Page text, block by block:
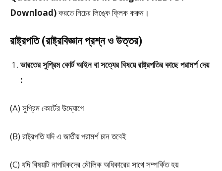
Download)করতে নিচের লিঙ্কে ক্লিক করুন।
রাষ্ট্রপতি (রাষ্ট্রবিজ্ঞান প্রশ্ন ও উত্তর)
ভারতের সুপ্রিম কোর্ট আইন বা সত্যের বিষয়ে রাষ্ট্রপতির কাছে পরামর্শ দেয়
:
(A) সুপ্রিম কোর্টের উদ্যোগে
(B) রাষ্ট্রপতি যদি এ জাতীয় পরামর্শ চান তবেই
(C) যদি বিষয়টি নাগরিকদের মৌলিক অধিকারের সাথে সম্পর্কিত হয়